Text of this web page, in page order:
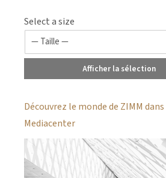
Select a size
Afficher la sélection
Découvrez le monde de ZIMM
Mediacenter